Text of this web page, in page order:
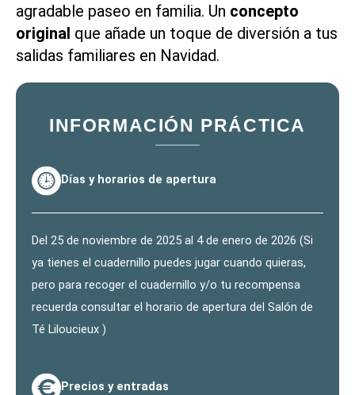
agradable paseo en familia. Un concepto
original que añade un toque de diversión a tus
salidas familiares en Navidad.
INFORMACIÓN PRÁCTICA
Días y horarios de apertura
Del 25 de noviembre de 2025 al 4 de enero de 2026 (Si
ya tienes el cuadernillo puedes jugar cuando quieras,
pero para recoger el cuadernillo y/o tu recompensa
recuerda consultar el horario de apertura del Salón de
Té Liloucieux )
Precios y entradas